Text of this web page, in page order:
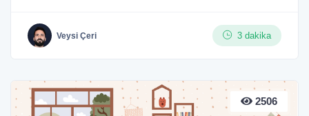
Veysi Çeri 3 dakika
2506